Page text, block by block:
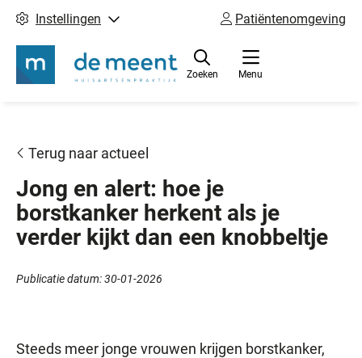
Instellingen Patiëntenomgeving
Menu
Zoeken
Jong en alert: hoe je
borstkanker herkent als je
verder kijkt dan een knobbeltje
Terug naar actueel
Publicatie datum:30-01-2026
Steeds meer jonge vrouwen krijgen borstkanker,